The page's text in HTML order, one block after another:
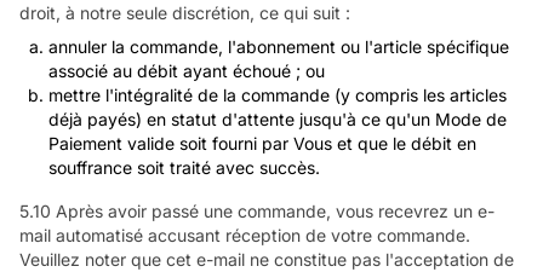
droit, à notre seule discrétion, ce qui suit :
annuler la commande, l'abonnement ou l'article spécifique
associé au débit ayant échoué ; ou
mettre l'intégralité de la commande (y compris les articles
déjà payés) en statut d'attente jusqu'à ce qu'un Mode de
Paiement valide soit fourni par Vous et que le débit en
souffrance soit traité avec succès.
5.10 Après avoir passé une commande, vous recevrez un e-
mail automatisé accusant réception de votre commande.
Veuillez noter que cet e-mail ne constitue pas l'acceptation de